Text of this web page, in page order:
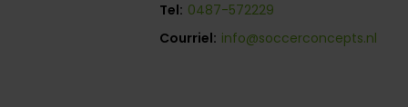
Tel: 0487-572229
Courriel: info@soccerconcepts.nl